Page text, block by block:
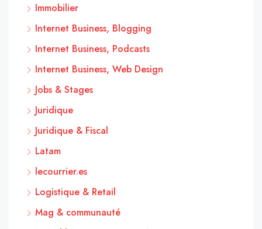
Immobilier
Internet Business, Blogging
Internet Business, Podcasts
Internet Business, Web Design
Jobs & Stages
Juridique
Juridique & Fiscal
Latam
lecourrier.es
Logistique & Retail
Mag & communauté